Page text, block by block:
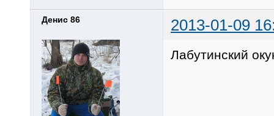
Денис 86 2013-01-09
Лабутинский